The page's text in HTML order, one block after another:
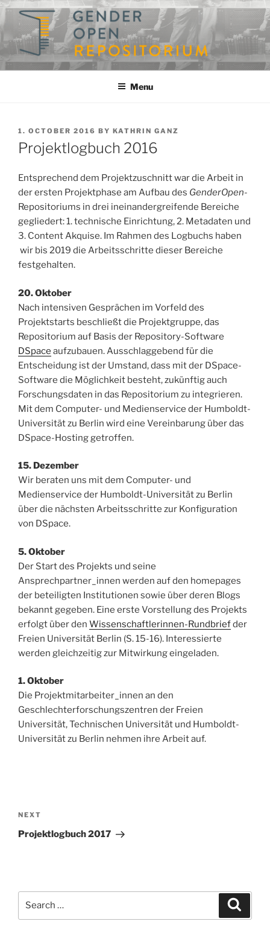
Skip
to
content
GENDEROPEN
A Repository for Gender Studies
Menu
POSTED
ON
1. OCTOBER 2016 BY KATHRIN GANZ
Projektlogbuch 2016
Entsprechend dem Projektzuschnitt war die Arbeit in
der ersten Projektphase am Aufbau des GenderOpen-
Repositoriums in drei ineinandergreifende Bereiche
gegliedert: 1. technische Einrichtung, 2. Metadaten und
3. Content Akquise. Im Rahmen des Logbuchs haben
wir bis 2019 die Arbeitsschritte dieser Bereiche
festgehalten.
20. Oktober
Nach intensiven Gesprächen im Vorfeld des
Projektstarts beschließt die Projektgruppe, das
Repositorium auf Basis der Repository-Software
DSpace aufzubauen. Ausschlaggebend für die
Entscheidung ist der Umstand, dass mit der DSpace-
Software die Möglichkeit besteht, zukünftig auch
Forschungsdaten in das Repositorium zu integrieren.
Mit dem Computer- und Medienservice der Humboldt-
Universität zu Berlin wird eine Vereinbarung über das
DSpace-Hosting getroffen.
15. Dezember
Wir beraten uns mit dem Computer- und
Medienservice der Humboldt-Universität zu Berlin
über die nächsten Arbeitsschritte zur Konfiguration
von DSpace.
5. Oktober
Der Start des Projekts und seine
Ansprechpartner_innen werden auf den homepages
der beteiligten Institutionen sowie über deren Blogs
bekannt gegeben. Eine erste Vorstellung des Projekts
erfolgt über den Wissenschaftlerinnen-Rundbriefder
Freien Universität Berlin (S. 15-16). Interessierte
werden gleichzeitig zur Mitwirkung eingeladen.
1. Oktober
Die Projektmitarbeiter_innen an den
Geschlechterforschungszentren der Freien
Universität, Technischen Universität und Humboldt-
Universität zu Berlin nehmen ihre Arbeit auf.
navigation
Next
Post
NEXT
Projektlogbuch 2017